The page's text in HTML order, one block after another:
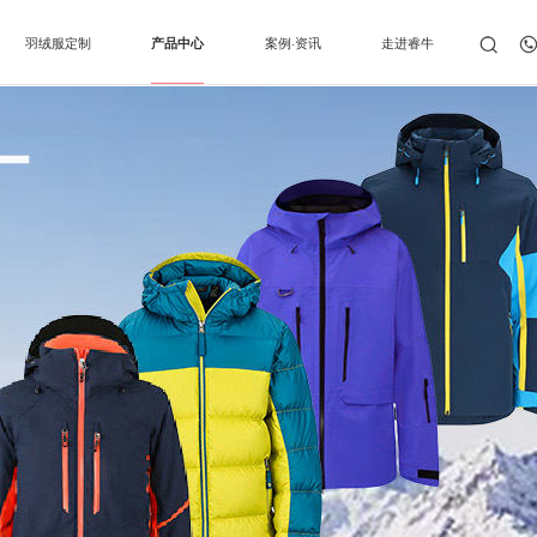
羽绒服定制 产品中心 案例·资讯 走进睿牛